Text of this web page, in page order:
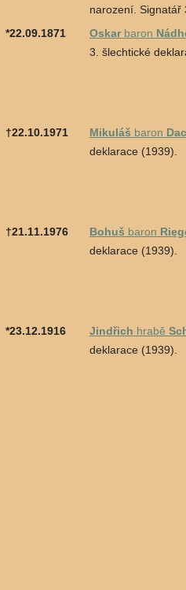
narození. Signatář
*22.09.1871
Oskarbaron
3. šlechtické
†22.10.1971 Mikuláš baron
deklarace (1939).
†21.11.1976 Bohuš baron
deklarace (1939).
*23.12.1916 Jindřich hrabě
deklarace (1939).